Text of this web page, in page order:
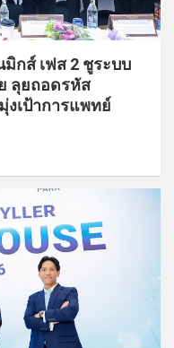
กส์ เฟส 2 ชูระบบ
ลุยถอดรหัส
เป้าการแพทย์